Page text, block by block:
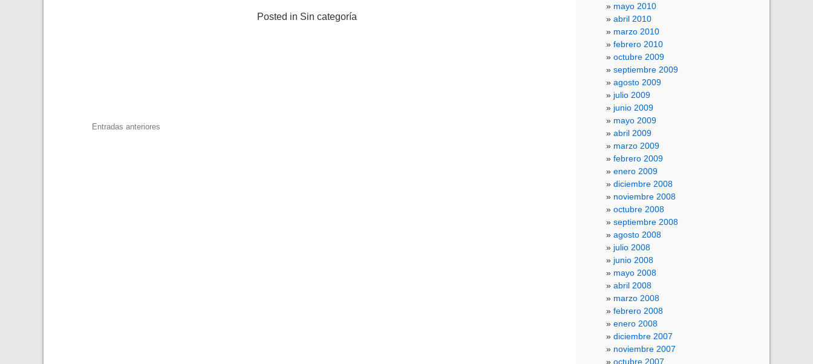
Posted in Sin categoría
Navegación
Entradas anteriores
mayo 2010
abril 2010
marzo 2010
febrero 2010
octubre 2009
septiembre 2009
agosto 2009
julio 2009
junio 2009
mayo 2009
abril 2009
marzo 2009
febrero 2009
enero 2009
diciembre 2008
noviembre 2008
octubre 2008
septiembre 2008
agosto 2008
julio 2008
junio 2008
mayo 2008
abril 2008
marzo 2008
febrero 2008
enero 2008
diciembre 2007
noviembre 2007
octubre 2007